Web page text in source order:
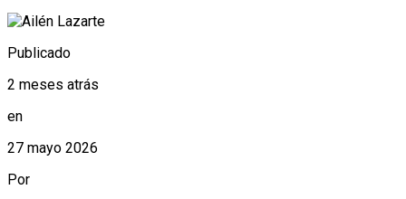
Publicado
2 meses atrás
en
27 mayo 2026
Por